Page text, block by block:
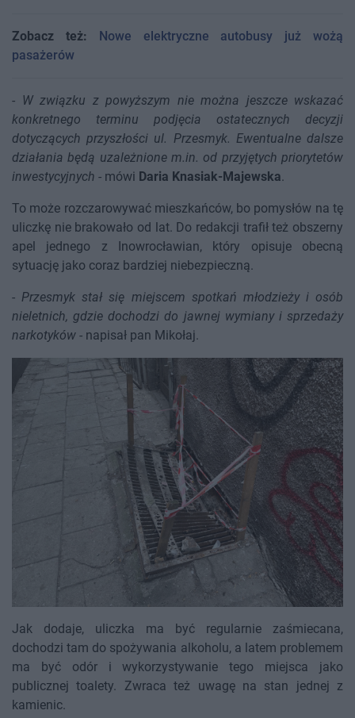
Zobacz też:
Nowe elektryczne autobusy już wożą
pasażerów
- W związku z powyższym nie można jeszcze wskazać
konkretnego terminu podjęcia ostatecznych decyzji
dotyczących przyszłości ul. Przesmyk. Ewentualne dalsze
działania będą uzależnione m.in. od przyjętych priorytetów
inwestycyjnych - mówi Daria Knasiak-Majewska.
To może rozczarowywać mieszkańców, bo pomysłów na tę
uliczkę nie brakowało od lat. Do redakcji trafił też obszerny
apel jednego z Inowrocławian, który opisuje obecną
sytuację jako coraz bardziej niebezpieczną.
-Przesmyk stał się miejscem spotkań młodzieży i osób
nieletnich, gdzie dochodzi do jawnej wymiany i sprzedaży
narkotyków - napisał pan Mikołaj.
Jak dodaje, uliczka ma być regularnie zaśmiecana,
dochodzi tam do spożywania alkoholu, a latem problemem
ma być odór i wykorzystywanie tego miejsca jako
publicznej toalety. Zwraca też uwagę na stan jednej z
kamienic.